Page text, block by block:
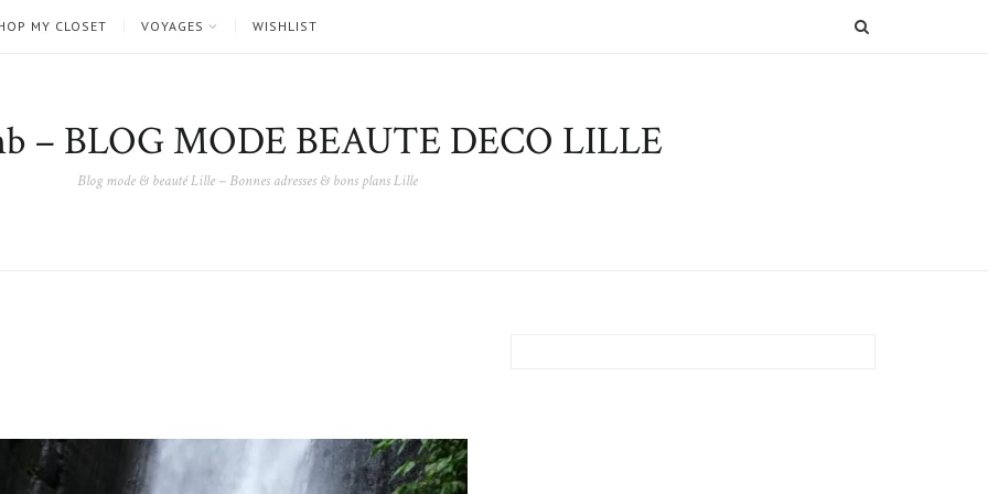
MY CLOSET VOYAGES WISHLIST
– BLOG MODE BEAUTE DECO LILLE
Blog mode & beauté Lille – Bonnes adresses & bons plans Lille